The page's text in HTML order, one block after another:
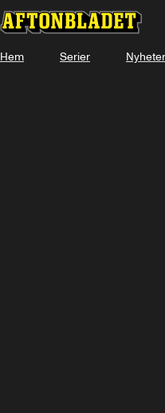
Hem Serier Nyheter